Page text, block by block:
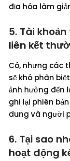
địa hóa làm
5. Tài
liên kết
Có, nhưng các
sẽ khó phân
ảnh hưởng đến
ghi lại phiên
dung và người
6. Tại sao
hoạt động